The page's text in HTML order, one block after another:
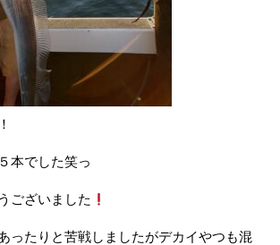
本でした笑っ
ございました
ったりと苦戦しましたがデカイやつも混